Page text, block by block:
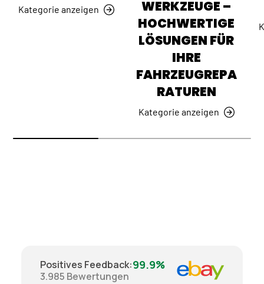
Kategorie anzeigen
WERKZEUGE –
HOCHWERTIGE
LÖSUNGEN FÜR
IHRE
FAHRZEUGREPA
RATUREN
Kategorie anzeigen
Positives Feedback:99.9%
3.985 Bewertungen